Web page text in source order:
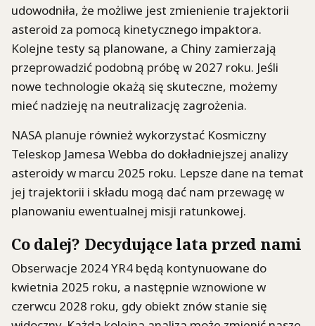
udowodniła, że możliwe jest zmienienie trajektorii
asteroid za pomocą kinetycznego impaktora.
Kolejne testy są planowane, a Chiny zamierzają
przeprowadzić podobną próbę w 2027 roku. Jeśli
nowe technologie okażą się skuteczne, możemy
mieć nadzieję na neutralizację zagrożenia.
NASA planuje również wykorzystać Kosmiczny
Teleskop Jamesa Webba do dokładniejszej analizy
asteroidy w marcu 2025 roku. Lepsze dane na temat
jej trajektorii i składu mogą dać nam przewagę w
planowaniu ewentualnej misji ratunkowej.
Co dalej? Decydujące lata przed nami
Obserwacje 2024 YR4 będą kontynuowane do
kwietnia 2025 roku, a następnie wznowione w
czerwcu 2028 roku, gdy obiekt znów stanie się